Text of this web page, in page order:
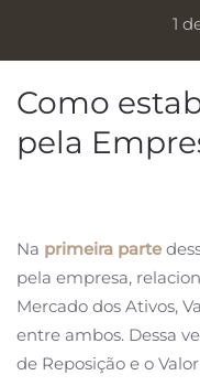
1
Como
pela
Na primeira parte
pela empresa,
Mercado dos Ativos,
entre ambos. Dessa
de Reposição e o